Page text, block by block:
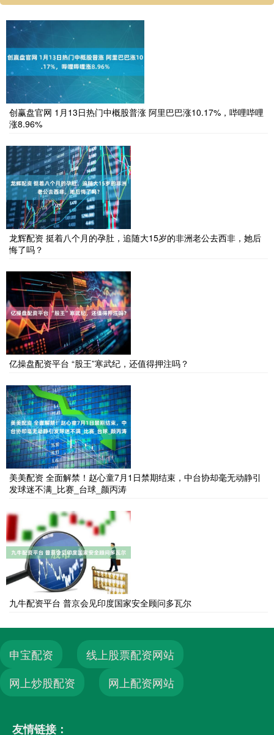
创赢盘官网 1月13日热门中概股普涨 阿里巴巴涨10.17%，哔哩哔哩
涨8.96%
龙辉配资 挺着八个月的孕肚，追随大15岁的非洲老公去西非，她后
悔了吗？
亿操盘配资平台 “股王”寒武纪，还值得押注吗？
美美配资 全面解禁！赵心童7月1日禁期结束，中台协却毫无动静引
发球迷不满_比赛_台球_颜丙涛
九牛配资平台 普京会见印度国家安全顾问多瓦尔
申宝配资
线上股票配资网站
网上炒股配资
网上配资网站
友情链接：